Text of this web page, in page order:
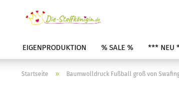
EIGENPRODUKTION % SALE % *** NEU
Startseite » Baumwolldruck Fußball groß von